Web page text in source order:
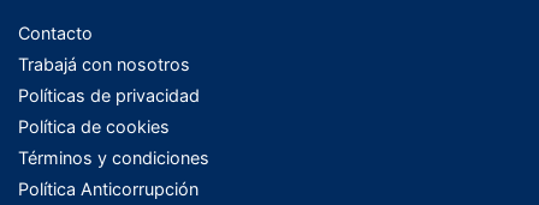
Contacto
Trabajá con nosotros
Políticas de privacidad
Política de cookies
Términos y condiciones
Política Anticorrupción